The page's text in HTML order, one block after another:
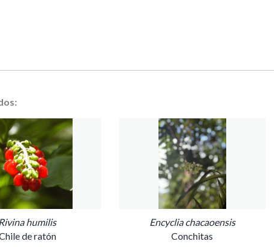
Rivina humilis
de ratón
Encyclia chacaoensis
Conchitas